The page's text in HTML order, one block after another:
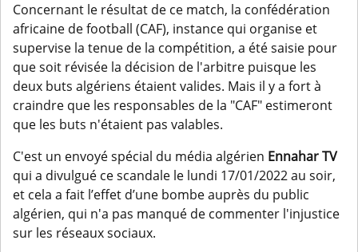
Concernant le résultat de ce match, la confédération
africaine de football (CAF), instance qui organise et
supervise la tenue de la compétition, a été saisie pour
que soit révisée la décision de l'arbitre puisque les
deux buts algériens étaient valides. Mais il y a fort à
craindre que les responsables de la "CAF" estimeront
que les buts n'étaient pas valables.
C'est un envoyé spécial du média algérien Ennahar TV
qui a divulgué ce scandale le lundi 17/01/2022 au soir,
et cela a fait l’effet d’une bombe auprès du public
algérien, qui n'a pas manqué de commenter l'injustice
sur les réseaux sociaux.